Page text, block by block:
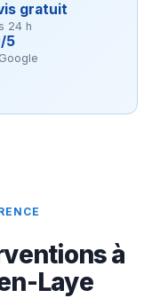
gratuit
24 h
5
à
Laye